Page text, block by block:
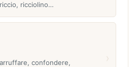
ricciolino…
confondere,